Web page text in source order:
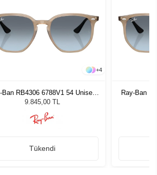
+4
Ban RB4306 6788V1 54 Unisex
Güneş Gözlüğü
9.845,00 TL
Tükendi
Ray-Ban